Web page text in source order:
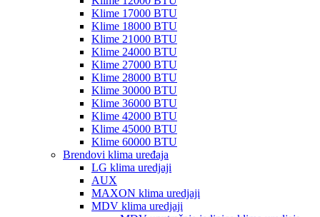
Klime 17000 BTU
Klime 18000 BTU
Klime 21000 BTU
Klime 24000 BTU
Klime 27000 BTU
Klime 28000 BTU
Klime 30000 BTU
Klime 36000 BTU
Klime 42000 BTU
Klime 45000 BTU
Klime 60000 BTU
Brendovi klima uređaja
LG klima uredjaji
AUX
MAXON klima uredjaji
MDV klima uredjaji